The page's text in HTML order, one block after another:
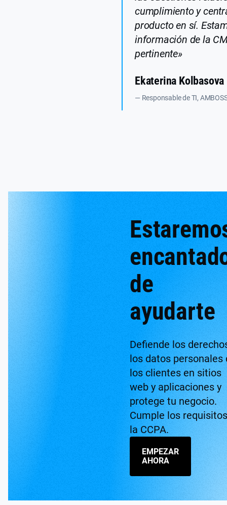
cumplimiento y
producto en sí.
información de la
pertinente»
Ekaterina Kolbasova
— Responsable de TI,
de
ayudarte
Defiende los
los datos personales
los clientes en sitios
web y aplicaciones y
protege tu negocio.
Cumple los
la CCPA.
EMPEZAR
AHORA